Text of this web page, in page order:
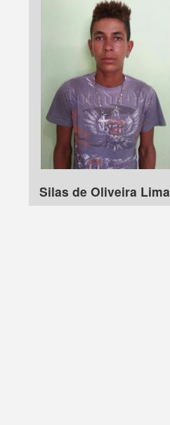
Silas de Oliveira Lima